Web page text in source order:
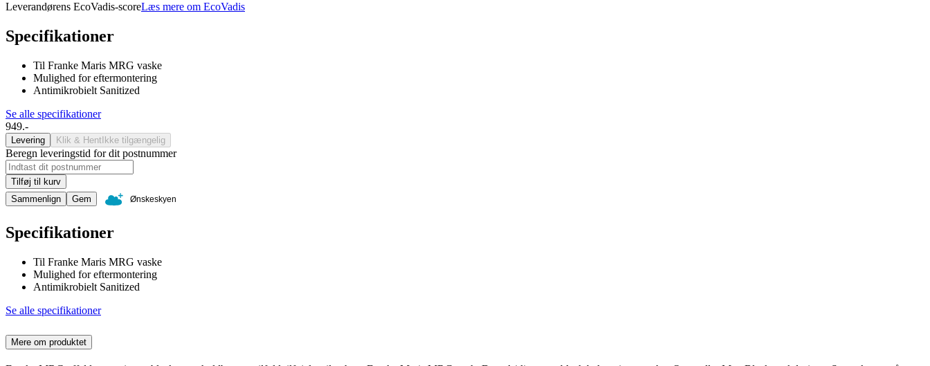
Leverandørens EcoVadis-scoreLæs mere om EcoVadis
Specifikationer
Til Franke Maris MRG vaske
Mulighed for eftermontering
Antimikrobielt Sanitized
Se alle specifikationer
949.-
Levering Klik & Hent Ikke tilgængelig
Beregn leveringstid for dit postnummer
Tilføj til kurv
Sammenlign
Gem Ønskeskyen
Specifikationer
Til Franke Maris MRG vaske
Mulighed for eftermontering
Antimikrobielt Sanitized
Se alle specifikationer
Mere om produktet